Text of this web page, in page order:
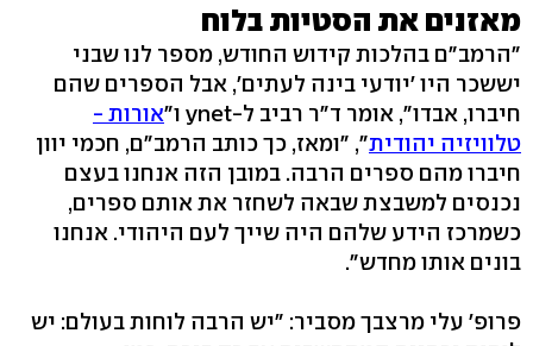
מאזנים את הסטיות בלוח
"הרמב"ם בהלכות קידוש החודש, מספר לנו שבני
יששכר היו 'יודעי בינה לעתים', אבל הספרים שהם
חיברו, אבדו", אומר ד"ר רביב ל-ynet ו"
אורות -
טלוויזיה יהודית", "ומאז, כך כותב הרמב"ם, חכמי יוון
חיברו מהם ספרים הרבה. במובן הזה אנחנו בעצם
נכנסים למשבצת שבאה לשחזר את אותם ספרים,
כשמרכז הידע שלהם היה שייך לעם היהודי. אנחנו
בונים אותו מחדש".
פרופ' עלי מרצבך מסביר: "יש הרבה לוחות בעולם: יש